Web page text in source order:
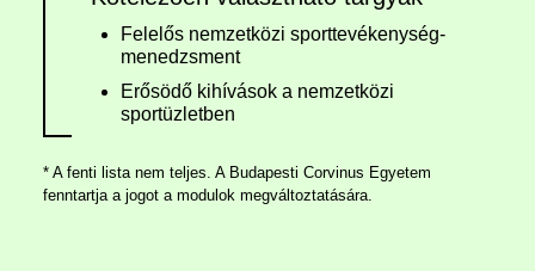
Felelős nemzetközi sporttevékenység-
menedzsment
Erősödő kihívások a nemzetközi
sportüzletben
* A fenti lista nem teljes. A Budapesti Corvinus Egyetem
fenntartja a jogot a modulok megváltoztatására.